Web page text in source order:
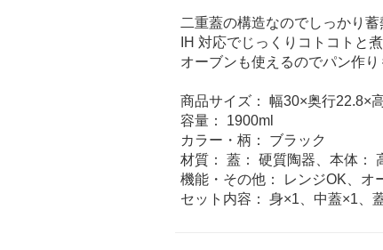
二重蓋の構造なのでしっかり
IH 対応でじっくりコトコトと
オーブンも使えるのでパン作
商品サイズ： 幅30×奥行22.8×
容量： 1900ml
カラー・柄： ブラック
材質： 蓋： 硬質陶器、本体：
機能・その他： レンジOK、オ
セット内容： 身×1、中蓋×1、